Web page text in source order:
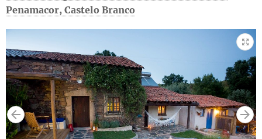
Penamacor, Castelo Branco